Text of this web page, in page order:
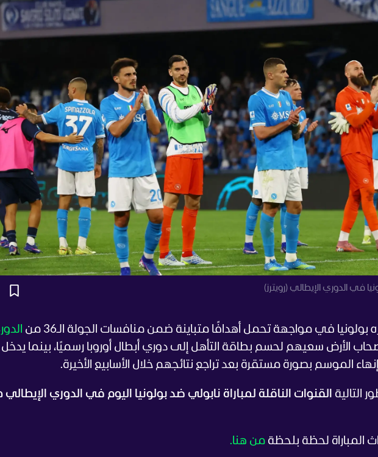
في الدوري الإيطالي (رويترز)
بولونيا في مواجهة تحمل أهدافًا متباينة ضمن منافسات الجولة الـ36 من
الأرض سعيهم لحسم بطاقة التأهل إلى دوري أبطال أوروبا رسميًا، بينما يدخل
الموسم بصورة مستقرة بعد تراجع نتائجهم خلال الأسابيع الأخيرة.
القنوات الناقلة لمباراة نابولي ضد بولونيا اليوم في الدوري
المباراة لحظة بلحظة من هنا.